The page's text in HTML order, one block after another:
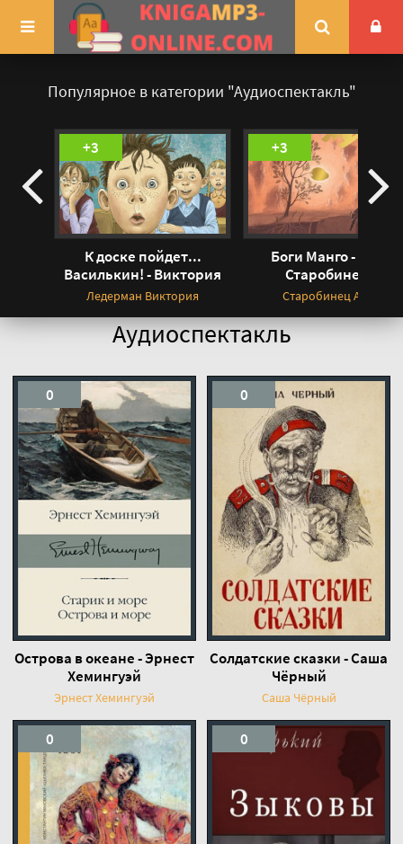
Популярное в категории "Аудиоспектакль"
+3
К доске пойдет...
Василькин! - Виктория
Ледерман
Ледерман Виктория
+3
Боги Манго - Анна
Старобинец »
Старобинец Анна
Аудиоспектакль
0
Острова в океане - Эрнест
Хемингуэй
Эрнест Хемингуэй
0
Солдатские сказки - Саша
Чёрный
Саша Чёрный
0 0